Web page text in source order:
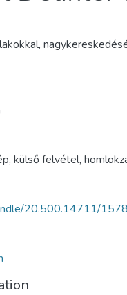
, külső felvétel,
20.500.14711/